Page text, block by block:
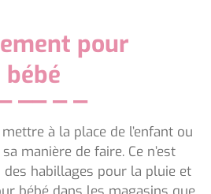
pour
à la place de l’enfant ou
manière de faire. Ce n’est
des habillages pour la pluie et